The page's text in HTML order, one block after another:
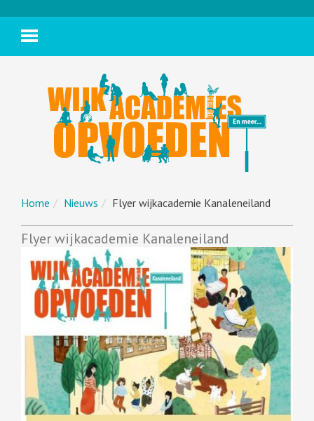
Home Nieuws Flyer wijkacademie Kanaleneiland
Flyer wijkacademie Kanaleneiland